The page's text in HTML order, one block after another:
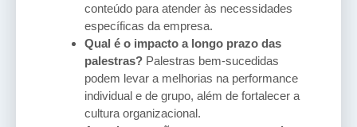
conteúdo para atender às necessidades
específicas da empresa.
Qual é o impacto a longo prazo das
palestras? Palestras bem-sucedidas
podem levar a melhorias na performance
individual e de grupo, além de fortalecer a
cultura organizacional.